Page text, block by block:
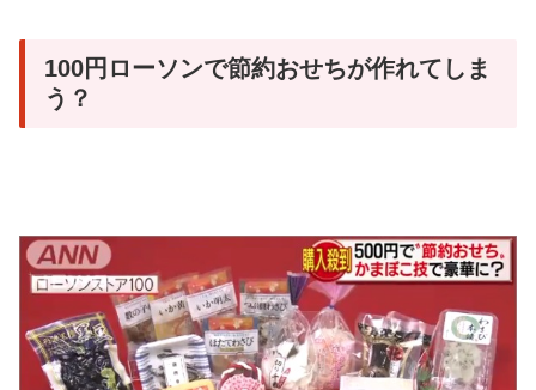
100円ローソンで節約おせちが作れてしま
う？